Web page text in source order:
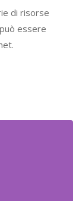
di risorse
essere